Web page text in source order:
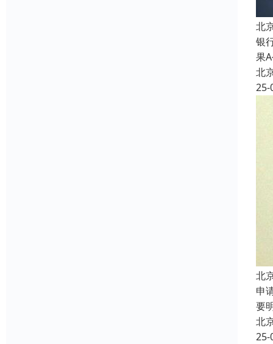
北
银
果
北
25-
北
申
要
北
25-